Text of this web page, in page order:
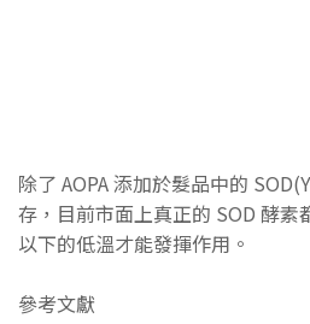
除了 AOPA 添加於髮品中的
存，目前市面上真正的 SOD 酵素
以下的低溫才能發揮作用。
參考文獻